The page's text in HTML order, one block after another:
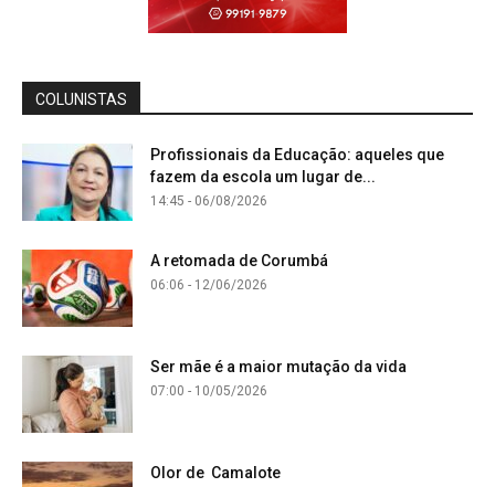
COLUNISTAS
Profissionais da Educação: aqueles que
fazem da escola um lugar de...
14:45 - 06/08/2026
A retomada de Corumbá
06:06 - 12/06/2026
Ser mãe é a maior mutação da vida
07:00 - 10/05/2026
Olor de Camalote